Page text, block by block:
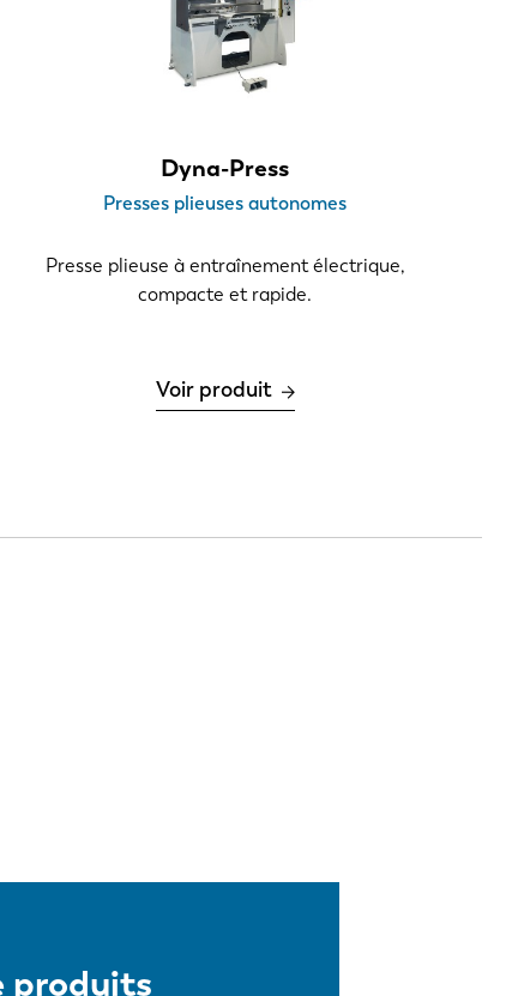
Dyna-Press
Presses plieuses autonomes
Presse plieuse à entraînement électrique,
compacte et rapide.
Voir produit
produits